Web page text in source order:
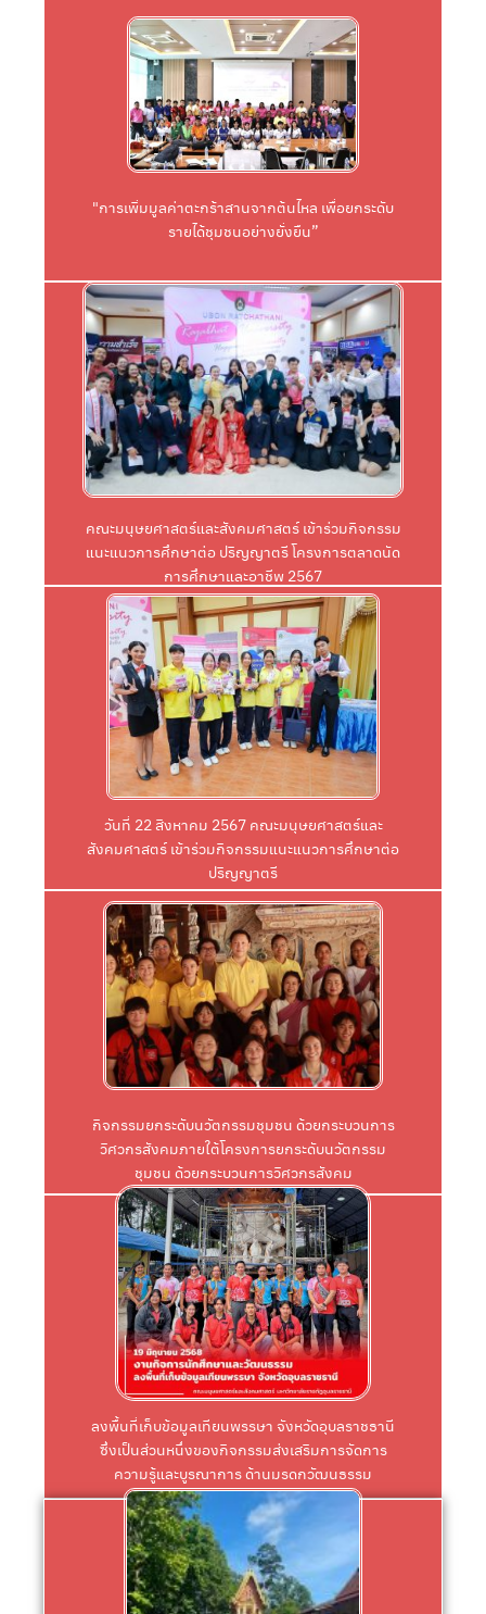
"การเพิ่มมูลค่าตะกร้าสานจากต้นไหล เพื่อยกระดับ
รายได้ชุมชนอย่างยั่งยืน”
"การเพิ่มมูลค่าตะกร้าสานจากต้นไหล เพื่อยกระดับ
รายได้ชุมชนอย่างยั่งยืน” โดยได้รับเกียรติจาก ผู้ช่วย
ศาสตราจารย์ ดร.กุลวดี ละม้ายจีน คณบดีคณะ
มนุษยศาสตร์และสังคมศาสตร์
Click
คณะมนุษยศาสตร์และสังคมศาสตร์ เข้าร่วมกิจกรรม
แนะแนวการศึกษาต่อ ปริญญาตรี โครงการตลาดนัด
การศึกษาและอาชีพ 2567
วันที่ 23 สิงหาคม 2567 คณะมนุษยศาสตร์และ
สังคมศาสตร์ เข้าร่วมกิจกรรมแนะแนวการศึกษาต่อ
ปริญญาตรี โครงการตลาดนัดการศึกษาและอาชีพ
2567 ณ โรงเรียนนารีนุกูล จังหวัดอุบลราชธานี
Click
วันที่ 22 สิงหาคม 2567 คณะมนุษยศาสตร์และ
สังคมศาสตร์ เข้าร่วมกิจกรรมแนะแนวการศึกษาต่อ
ปริญญาตรี
สังคมศาสตร์ เข้าร่วมกิจกรรมแนะแนวการศึกษาต่อ
ปริญญาตรี ณ โรงเรียนกันทรารมณ์ จังหวัดศรีสะเกษ
จัดโดย งานรับเข้าศึกษา ม.ราชภัฏอุบลฯ
Click
กิจกรรมยกระดับนวัตกรรมชุมชน ด้วยกระบวนการ
วิศวกรสังคมภายใต้โครงการยกระดับนวัตกรรม
ชุมชน ด้วยกระบวนการวิศวกรสังคม
วิศวกรสังคมภายใต้โครงการยกระดับนวัตกรรมชุมชน
ด้วยกระบวนการวิศวกรสังคม
Click
ลงพื้นที่เก็บข้อมูลเทียนพรรษา จังหวัดอุบลราชธานี
ซึ่งเป็นส่วนหนึ่งของกิจกรรมส่งเสริมการจัดการ
ความรู้และบูรณาการ ด้านมรดกวัฒนธรรม
ภูมิปัญญาท้องถิ่น
ผู้ช่วยศาสตราจารย์ ดร. ดิฐพงษ์ อุเทศธำรง รอง
คณบดีฝ่ายกิจการนักศึกษาและวัฒนธรรม คณะ
มนุษยศาสตร์และสังคมศาสตร์ นำคณาจารย์
บุคลากร และนักศึกษา ลงพื้นที่เก็บข้อมูลเทียนพรรษา
จังหวัดอุบลราชธานี ซึ่งเป็นส่วนหนึ่งของกิจกรรมส่ง
เสริมการจัดการความรู้และบูรณาการ ด้านมรดก
วัฒนธรรมภูมิปัญญาท้องถิ่น
Click
Click